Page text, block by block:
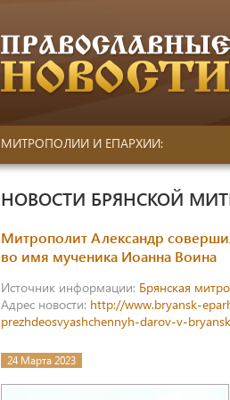
МИТРОПОЛИИ И ЕПАРХИИ:
НОВОСТИ БРЯНСКОЙ
Митрополит Александр
во имя мученика Иоанна Воина
Источник информации: Брянская
Адрес новости: http://www.bryansk-
prezhdeosvyashchennyh-darov-v-
24 Марта 2023